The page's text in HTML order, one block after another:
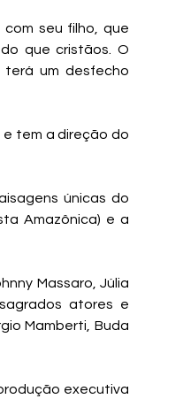
seu filho, que
que cristãos. O
terá um desfecho
e tem a direção do
únicas do
Amazônica) e a
Massaro, Júlia
atores e
Mamberti, Buda
executiva